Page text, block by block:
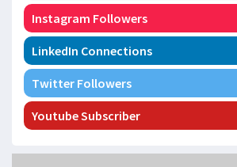
Instagram Followers
LinkedIn Connections
Twitter Followers
Youtube Subscriber